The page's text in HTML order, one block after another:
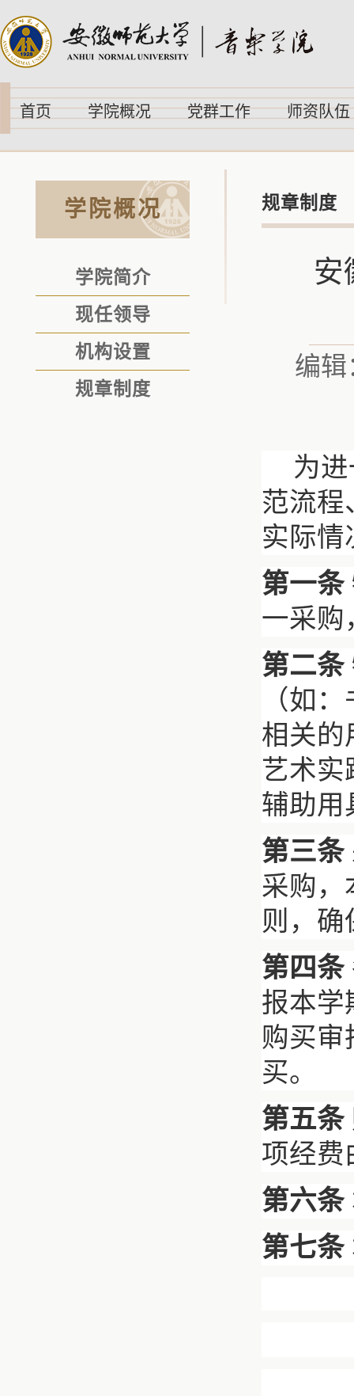
首页 学院概况 党群工作 师资队伍
学院概况
学院简介
现任领导
机构设置
规章制度
规章制度
安
编辑
为
范流程
实际情
第一条
一采购
第二条
（如
相关的
艺术实
辅助用
第三条
采购，
则，确
第四条
报本学
购买审
买。
第五条
项经费
第六条
第七条